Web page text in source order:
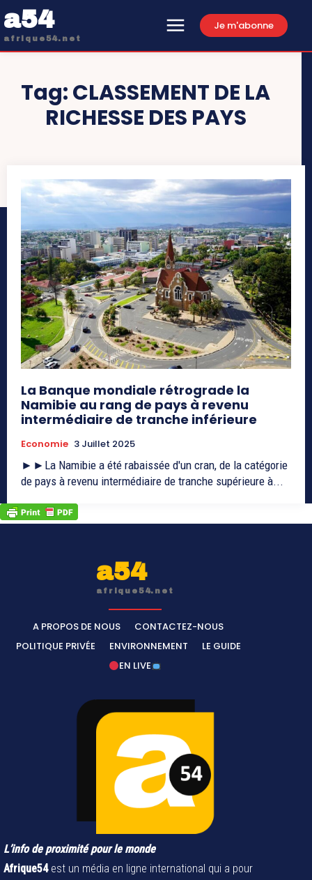
a54
afrique54.net
Je m'abonne
Tag:CLASSEMENT DE LA
RICHESSE DES PAYS
La Banque mondiale rétrograde la
Namibie au rang de pays à revenu
intermédiaire de tranche inférieure
Economie 3 Juillet 2025
►►La Namibie a été rabaissée d'un cran, de la catégorie
de pays à revenu intermédiaire de tranche supérieure à...
a54
afrique54.net
A PROPOS DE NOUS
CONTACTEZ-NOUS
POLITIQUE PRIVÉE
ENVIRONNEMENT
LE GUIDE
EN LIVE
L’info de proximité pour le monde
Afrique54est un média en ligne international qui a pour